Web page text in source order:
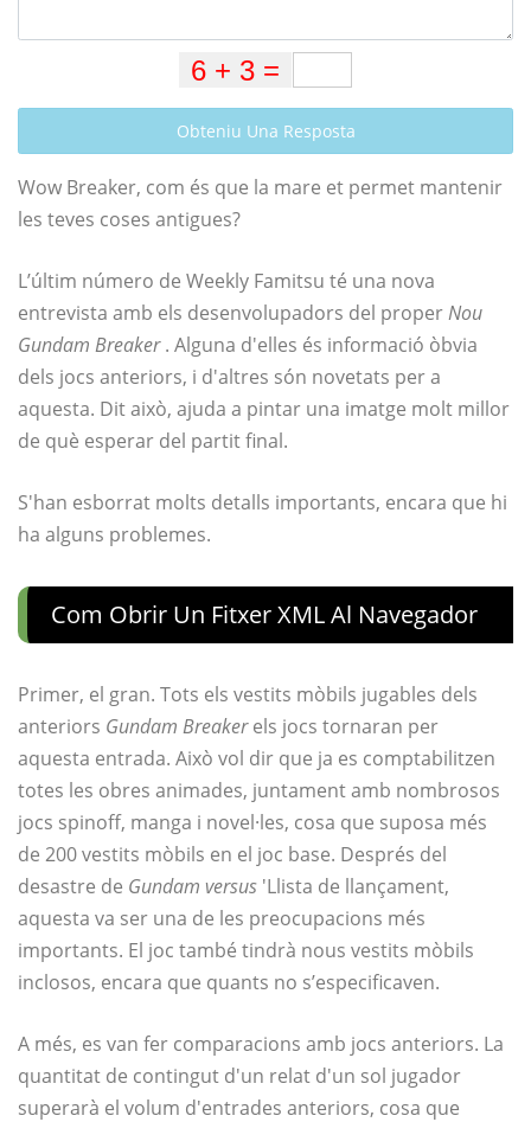
Obteniu Una Resposta
Wow Breaker, com és que la mare et permet mantenir
les teves coses antigues?
L’últim número de Weekly Famitsu té una nova
entrevista amb els desenvolupadors del properNou
Gundam Breaker. Alguna d'elles és informació òbvia
dels jocs anteriors, i d'altres són novetats per a
aquesta. Dit això, ajuda a pintar una imatge molt millor
de què esperar del partit final.
S'han esborrat molts detalls importants, encara que hi
ha alguns problemes.
Com Obrir Un Fitxer XML Al Navegador
Primer, el gran. Tots els vestits mòbils jugables dels
anteriors Gundam Breakerels jocs tornaran per
aquesta entrada. Això vol dir que ja es comptabilitzen
totes les obres animades, juntament amb nombrosos
jocs spinoff, manga i novel·les, cosa que suposa més
de 200 vestits mòbils en el joc base. Després del
desastre de Gundam versus 'Llista de llançament,
aquesta va ser una de les preocupacions més
importants. El joc també tindrà nous vestits mòbils
inclosos, encara que quants no s’especificaven.
A més, es van fer comparacions amb jocs anteriors. La
quantitat de contingut d'un relat d'un sol jugador
superarà el volum d'entrades anteriors, cosa que